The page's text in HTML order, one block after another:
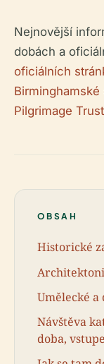
Nejnovější
dobách a
oficiálních
Birminghamské
Pilgrimage Trust
OBSAH
Historické
Umělecké
Návštěva
doba,